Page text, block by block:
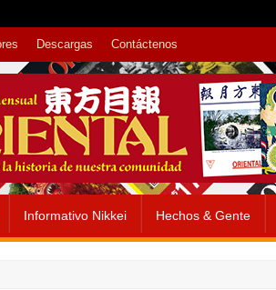
Descargas Contáctenos
Informativo Nikkei Hechos & Gente